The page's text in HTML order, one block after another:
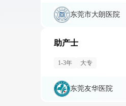
东莞市大朗医院
助产士
1-3年 大专
东莞友华医院